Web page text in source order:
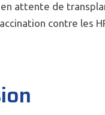
attente de
contre les